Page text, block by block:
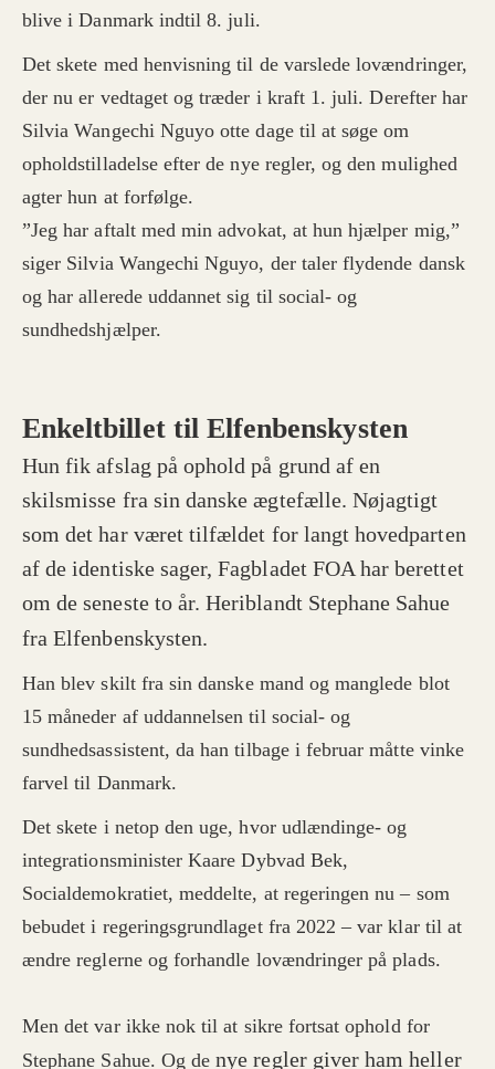
blive i Danmark indtil 8. juli.
Det skete med henvisning til de varslede lovændringer,
der nu er vedtaget og træder i kraft 1. juli. Derefter har
Silvia Wangechi Nguyo otte dage til at søge om
opholdstilladelse efter de nye regler, og den mulighed
agter hun at forfølge.
”Jeg har aftalt med min advokat, at hun hjælper mig,”
siger Silvia Wangechi Nguyo, der taler flydende dansk
og har allerede uddannet sig til social- og
sundhedshjælper.
Enkeltbillet til Elfenbenskysten
Hun fik afslag på ophold på grund af en
skilsmisse fra sin danske ægtefælle. Nøjagtigt
som det har været tilfældet for langt hovedparten
af de identiske sager, Fagbladet FOA har berettet
om de seneste to år. Heriblandt Stephane Sahue
fra Elfenbenskysten.
Han blev skilt fra sin danske mand og manglede blot
15 måneder af uddannelsen til social- og
sundhedsassistent, da han tilbage i februar måtte vinke
farvel til Danmark.
Det skete i netop den uge, hvor udlændinge- og
integrationsminister Kaare Dybvad Bek,
Socialdemokratiet, meddelte, at regeringen nu – som
bebudet i regeringsgrundlaget fra 2022 – var klar til at
ændre reglerne og forhandle lovændringer på plads.
Men det var ikke nok til at sikre fortsat ophold for
Stephane Sahue. Og denye regler giver ham heller